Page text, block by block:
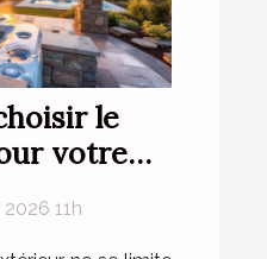
le
votre
11h